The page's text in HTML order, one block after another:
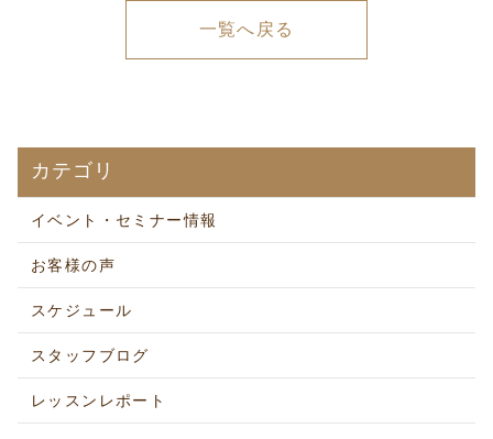
一覧へ戻る
カテゴリ
イベント・セミナー情報
お客様の声
スケジュール
スタッフブログ
レッスンレポート